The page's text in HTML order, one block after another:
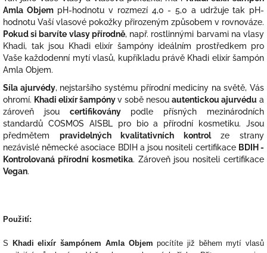
Amla ObjempH-hodnotu v rozmezí 4,0 - 5,0 a udržuje tak pH-
hodnotu Vaší vlasové pokožky přirozeným způsobem v rovnováze.
Pokud si barvíte vlasy přírodně, např. rostlinnými barvami na vlasy
Khadi, tak jsou Khadi elixír šampóny ideálním prostředkem pro
Vaše každodenní mytí vlasů, kupříkladu právě Khadi elixír šampón
Amla Objem.
Síla ajurvédy, nejstaršího systému přírodní medicíny na světě, Vás
ohromí. Khadi elixír šampónyv sobě nesou autentickou ajurvédu a
zároveň jsou certifikoványpodle přísných mezinárodních
standardů COSMOS AISBL pro bio a přírodní kosmetiku. Jsou
předmětem pravidelných kvalitativních kontrolze strany
nezávislé německé asociace BDIH a jsou nositeli certifikace BDIH -
Kontrolovaná přírodní kosmetika. Zároveň jsou nositeli certifikace
Vegan.
Použití:
S Khadi elixír šampónem Amla Objem pocítíte již během mytí vlasů